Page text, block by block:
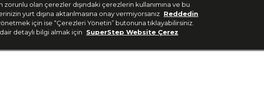
zorunlu olan çerezler dışındaki çerezlerin kullanımına ve bu
yurt dışına aktarılmasına onay vermiyorsanız Reddedin
için ise “Çerezleri Yönetin” butonuna tıklayabilirsiniz.
detaylı bilgi almak için
SuperStep Website Çerez